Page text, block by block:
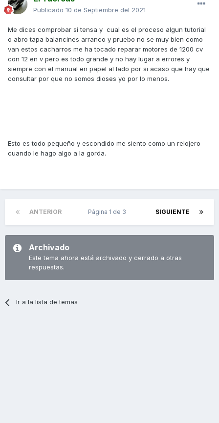
Publicado 10 de Septiembre del 2021
Me dices comprobar si tensa y cual es el proceso algun tutorial
o abro tapa balancines arranco y pruebo no se muy bien como
van estos cacharros me ha tocado reparar motores de 1200 cv
con 12 en v pero es todo grande y no hay lugar a errores y
siempre con el manual en papel al lado por si acaso que hay que
consultar por que no somos dioses yo por lo menos.
Esto es todo pequeño y escondido me siento como un relojero
cuando le hago algo a la gorda.
ANTERIOR SIGUIENTE
Página 1 de 3
Archivado
Este tema ahora está archivado y cerrado a otras
respuestas.
Ir a la lista de temas